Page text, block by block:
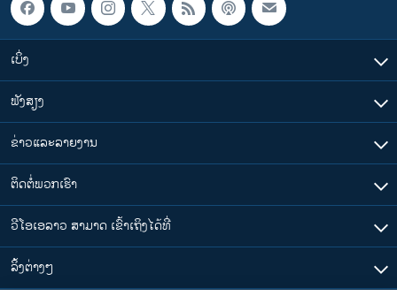
ເບິ່ງ
ຟັງສຽງ
ຂ່າວແລະລາຍງານ
ຕິດຕໍ່ພວກເຮົາ
ວີໂອເອລາວ ສາມາດ ເຂົ້າເຖິງໄດ້ທີ່
​ລິ້ງ​ຕ່າງໆ